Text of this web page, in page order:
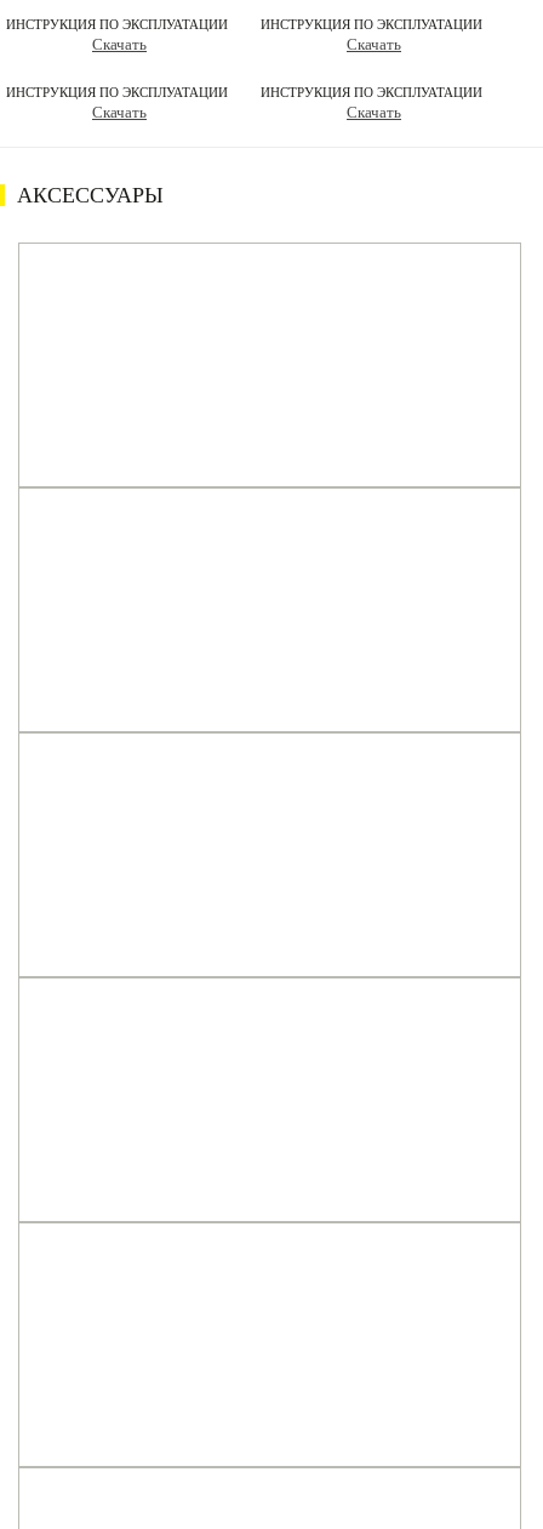
ИНСТРУКЦИЯ ПО ЭКСПЛУАТАЦИИ
Скачать
ИНСТРУКЦИЯ ПО ЭКСПЛУАТАЦИИ
Скачать
ИНСТРУКЦИЯ ПО ЭКСПЛУАТАЦИИ
Скачать
ИНСТРУКЦИЯ ПО ЭКСПЛУАТАЦИИ
Скачать
АКСЕССУАРЫ